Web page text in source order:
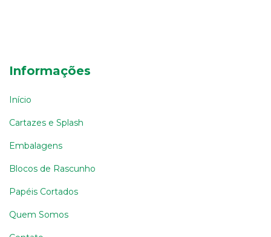
Informações
Início
Cartazes e Splash
Embalagens
Blocos de Rascunho
Papéis Cortados
Quem Somos